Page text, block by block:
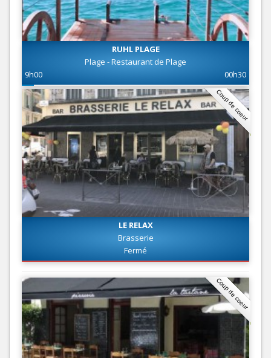
RUHL PLAGE
Plage - Restaurant de Plage
9h00
00h30
Coup de coeur
LE RELAX
Brasserie
Fermé
Coup de coeur